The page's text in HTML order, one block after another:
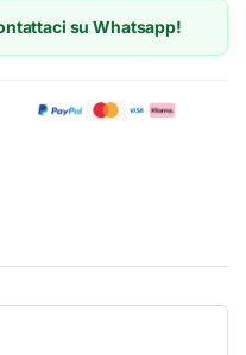
su Whatsapp!